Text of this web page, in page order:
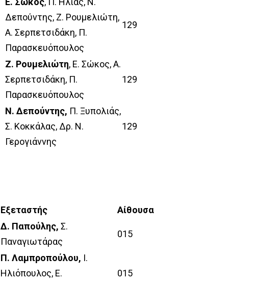
Δεπούντης, Ζ. Ρουμελιώτη,
Α. Σερπετσιδάκη, Π.
Παρασκευόπουλος
129
Ζ. Ρουμελιώτη, Ε. Σώκος, Α.
Σερπετσιδάκη, Π.
Παρασκευόπουλος
129
Ν. Δεπούντης, Π. Ξυπολιάς,
Σ. Κοκκάλας, Δρ. Ν.
Γερογιάννης
129
Εξεταστής Αίθουσα
Δ. Παπούλης, Σ.
Παναγιωτάρας
015
Π. Λαμπροπούλου, Ι.
Hλιόπουλος, Ε.
015